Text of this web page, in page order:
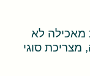
מאכילה לא
מצריכת סוגי